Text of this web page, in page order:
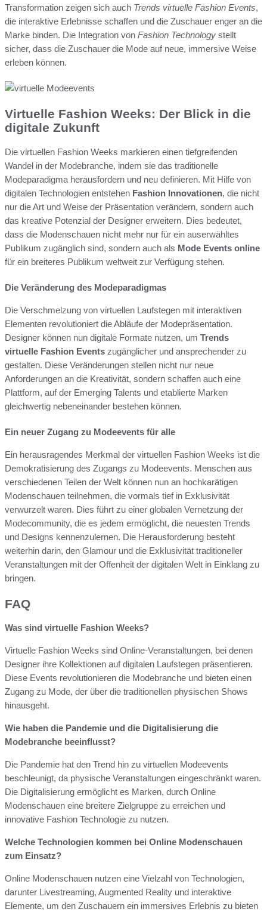
Transformation zeigen sich auch Trends virtuelle Fashion Events,
die interaktive Erlebnisse schaffen und die Zuschauer enger an die
Marke binden. Die Integration von Fashion Technology stellt
sicher, dass die Zuschauer die Mode auf neue, immersive Weise
erleben können.
Virtuelle Fashion Weeks: Der Blick in die
digitale Zukunft
Die virtuellen Fashion Weeks markieren einen tiefgreifenden
Wandel in der Modebranche, indem sie das traditionelle
Modeparadigma herausfordern und neu definieren. Mit Hilfe von
digitalen Technologien entstehen Fashion Innovationen, die nicht
nur die Art und Weise der Präsentation verändern, sondern auch
das kreative Potenzial der Designer erweitern. Dies bedeutet,
dass die Modenschauen nicht mehr nur für ein auserwähltes
Publikum zugänglich sind, sondern auch als Mode Events online
für ein breiteres Publikum weltweit zur Verfügung stehen.
Die Veränderung des Modeparadigmas
Die Verschmelzung von virtuellen Laufstegen mit interaktiven
Elementen revolutioniert die Abläufe der Modepräsentation.
Designer können nun digitale Formate nutzen, um Trends
virtuelle Fashion Events zugänglicher und ansprechender zu
gestalten. Diese Veränderungen stellen nicht nur neue
Anforderungen an die Kreativität, sondern schaffen auch eine
Plattform, auf der Emerging Talents und etablierte Marken
gleichwertig nebeneinander bestehen können.
Ein neuer Zugang zu Modeevents für alle
Ein herausragendes Merkmal der virtuellen Fashion Weeks ist die
Demokratisierung des Zugangs zu Modeevents. Menschen aus
verschiedenen Teilen der Welt können nun an hochkarätigen
Modenschauen teilnehmen, die vormals tief in Exklusivität
verwurzelt waren. Dies führt zu einer globalen Vernetzung der
Modecommunity, die es jedem ermöglicht, die neuesten Trends
und Designs kennenzulernen. Die Herausforderung besteht
weiterhin darin, den Glamour und die Exklusivität traditioneller
Veranstaltungen mit der Offenheit der digitalen Welt in Einklang zu
bringen.
FAQ
Was sind virtuelle Fashion Weeks?
Virtuelle Fashion Weeks sind Online-Veranstaltungen, bei denen
Designer ihre Kollektionen auf digitalen Laufstegen präsentieren.
Diese Events revolutionieren die Modebranche und bieten einen
Zugang zu Mode, der über die traditionellen physischen Shows
hinausgeht.
Wie haben die Pandemie und die Digitalisierung die
Modebranche beeinflusst?
Die Pandemie hat den Trend hin zu virtuellen Modeevents
beschleunigt, da physische Veranstaltungen eingeschränkt waren.
Die Digitalisierung ermöglicht es Marken, durch Online
Modenschauen eine breitere Zielgruppe zu erreichen und
innovative Fashion Technologie zu nutzen.
Welche Technologien kommen bei Online Modenschauen
zum Einsatz?
Online Modenschauen nutzen eine Vielzahl von Technologien,
darunter Livestreaming, Augmented Reality und interaktive
Elemente, um den Zuschauern ein immersives Erlebnis zu bieten